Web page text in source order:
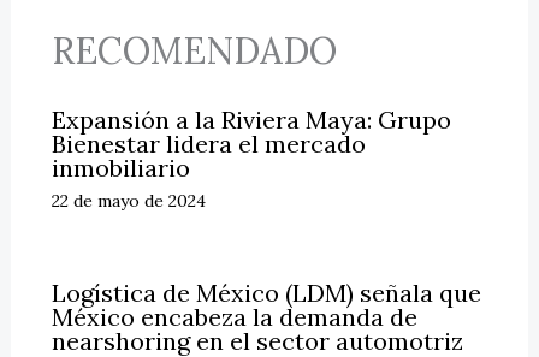
RECOMENDADO
Expansión a la Riviera Maya: Grupo
Bienestar lidera el mercado
inmobiliario
22 de mayo de 2024
Logística de México (LDM) señala que
México encabeza la demanda de
nearshoring en el sector automotriz